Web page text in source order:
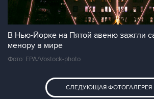
В Нью-Йорке на Пятой авеню зажгли
менору в мире
Фото: EPA/Vostock-photo
СЛЕДУЮЩАЯ ФОТОГАЛЕРЕЯ